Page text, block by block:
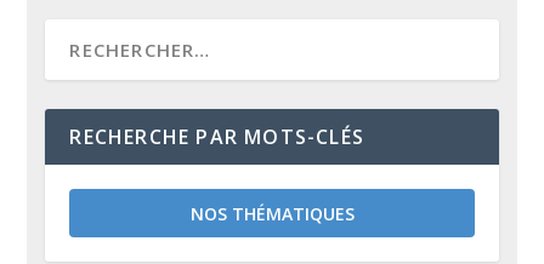
RECHERCHE PAR MOTS-CLÉS
NOS THÉMATIQUES